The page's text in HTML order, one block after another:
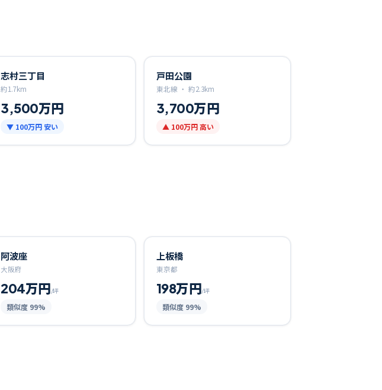
志村三丁目
約1.7km
3,500万円
▼ 100万円 安い
戸田公園
東北線 ・ 約2.3km
3,700万円
▲ 100万円 高い
阿波座
大阪府
204万円/坪
類似度 99%
上板橋
東京都
198万円/坪
類似度 99%